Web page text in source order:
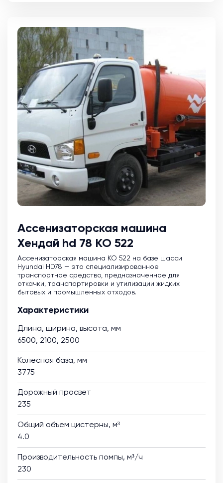
Ассенизаторская машина
Хендай hd 78 КО 522
Ассенизаторская машина KO 522 на базе шасси
Hyundai HD78 — это специализированное
транспортное средство, предназначенное для
откачки, транспортировки и утилизации жидких
бытовых и промышленных отходов.
Характеристики
Длина, ширина, высота, мм
6500, 2100, 2500
Колесная база, мм
3775
Дорожный просвет
235
Общий объем цистерны, м³
4.0
Производительность помпы, м³/ч
230